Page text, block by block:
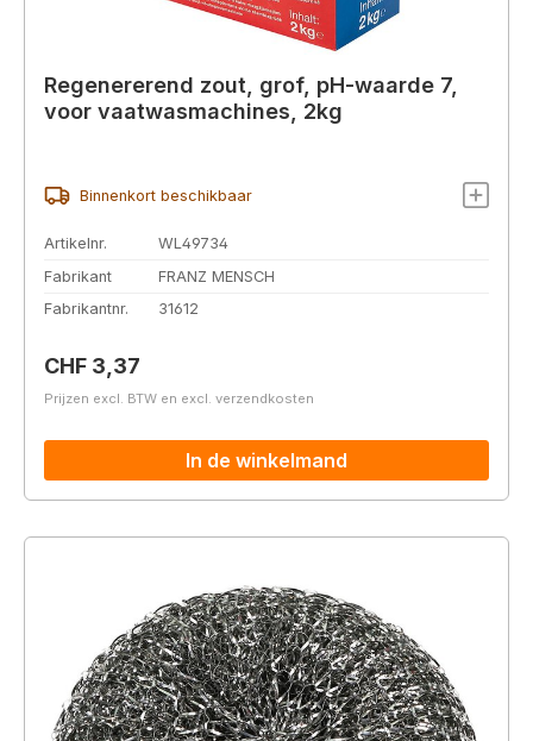
Regenererend zout, grof, pH-waarde 7,
voor vaatwasmachines, 2kg
Binnenkort beschikbaar
Artikelnr.
WL49734
Fabrikant
FRANZ MENSCH
Fabrikantnr.
31612
Normale prijs:
CHF 3,37
Prijzen excl. BTW en excl. verzendkosten
In de winkelmand